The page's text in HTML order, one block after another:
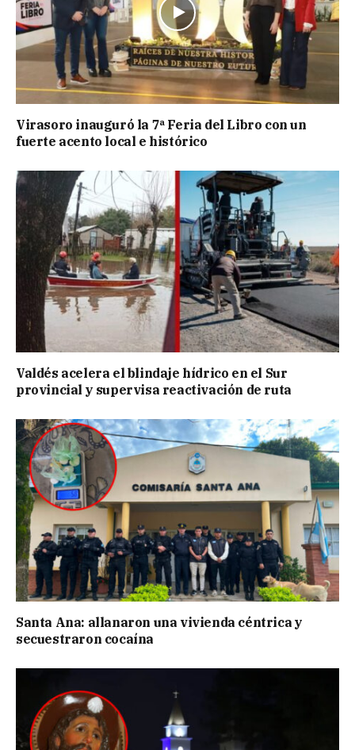
Virasoro inauguró la 7ª Feria del Libro con un
fuerte acento local e histórico
Valdés acelera el blindaje hídrico en el Sur
provincial y supervisa reactivación de ruta
Santa Ana: allanaron una vivienda céntrica y
secuestraron cocaína